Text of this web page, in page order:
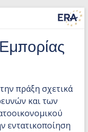
πράξη σχετικά
και των
εντατικοποίηση